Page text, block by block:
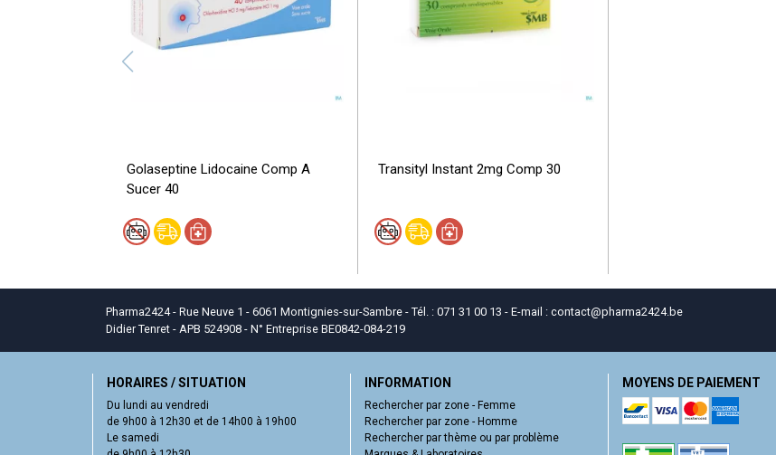
Golaseptine Lidocaine Comp A
Sucer 40
Transityl Instant 2mg Comp 30
Pharma2424 - Rue Neuve 1 - 6061 Montignies-sur-Sambre - Tél. : 071 31 00 13 - E-mail : contact@pharma2424.be
Didier Tenret - APB 524908 - N° Entreprise BE0842-084-219
HORAIRES / SITUATION
Du lundi au vendredi
de 9h00 à 12h30 et de 14h00 à 19h00
Le samedi
INFORMATION
Rechercher par zone - Femme
Rechercher par zone - Homme
Rechercher par thème ou par problème
MOYENS DE PAIEMENT